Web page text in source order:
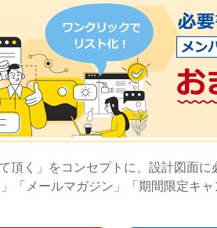
頂く」をコンセプトに、設計図面
「メールマガジン」「期間限定キ